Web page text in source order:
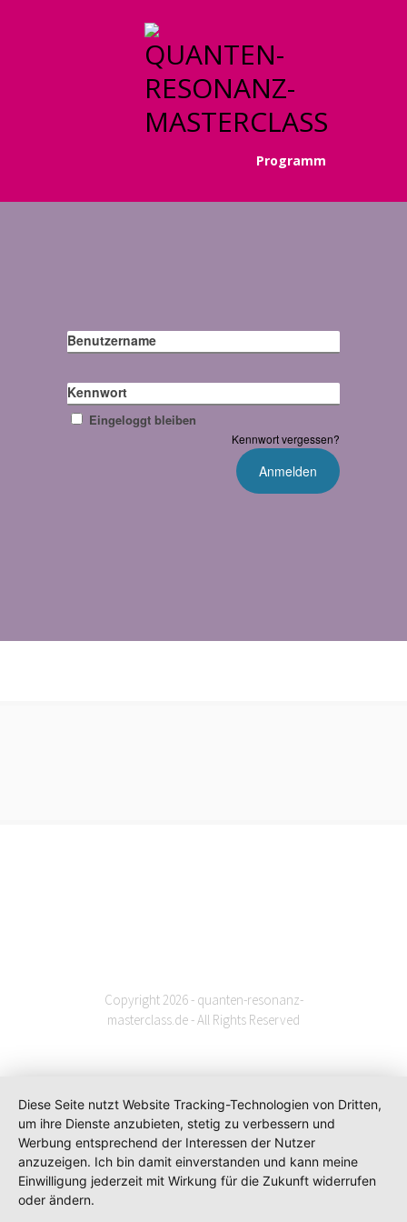
Programm
Benutzername
Kennwort
Eingeloggt bleiben
Kennwort vergessen?
Copyright 2026 - quanten-resonanz-
masterclass.de - All Rights Reserved
Diese Seite nutzt Website Tracking-Technologien von Dritten,
um ihre Dienste anzubieten, stetig zu verbessern und
Werbung entsprechend der Interessen der Nutzer
anzuzeigen. Ich bin damit einverstanden und kann meine
Einwilligung jederzeit mit Wirkung für die Zukunft widerrufen
oder ändern.